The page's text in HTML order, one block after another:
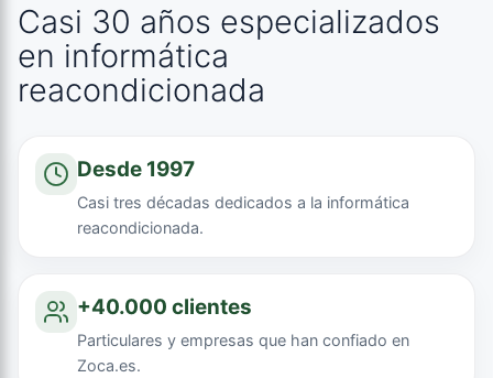
Casi 30 años especializados
en informática
reacondicionada
Desde 1997
Casi tres décadas dedicados a la informática
reacondicionada.
+40.000 clientes
Particulares y empresas que han confiado en
Zoca.es.